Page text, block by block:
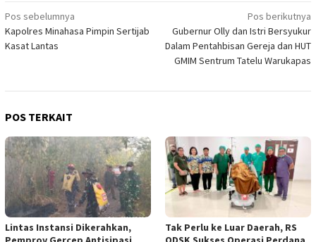
Navigasi
pos
Pos sebelumnya
Kapolres Minahasa Pimpin Sertijab
Kasat Lantas
Pos berikutnya
Gubernur Olly dan Istri Bersyukur
Dalam Pentahbisan Gereja dan HUT
GMIM Sentrum Tatelu Warukapas
POS TERKAIT
Lintas Instansi Dikerahkan,
Tak Perlu ke Luar Daerah, RS